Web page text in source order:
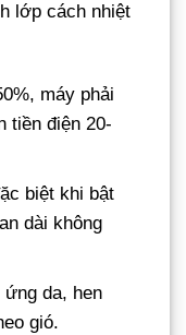
lớp cách nhiệt
máy phải
tiền điện 20-
biệt khi bật
dài không
da, hen
gió.